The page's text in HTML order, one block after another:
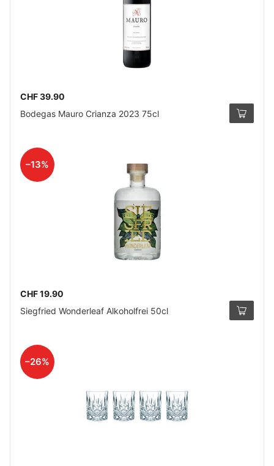
CHF 39.90
Bodegas Mauro Crianza 2023 75cl
–13%
CHF 19.90
Siegfried Wonderleaf Alkoholfrei 50cl
–26%